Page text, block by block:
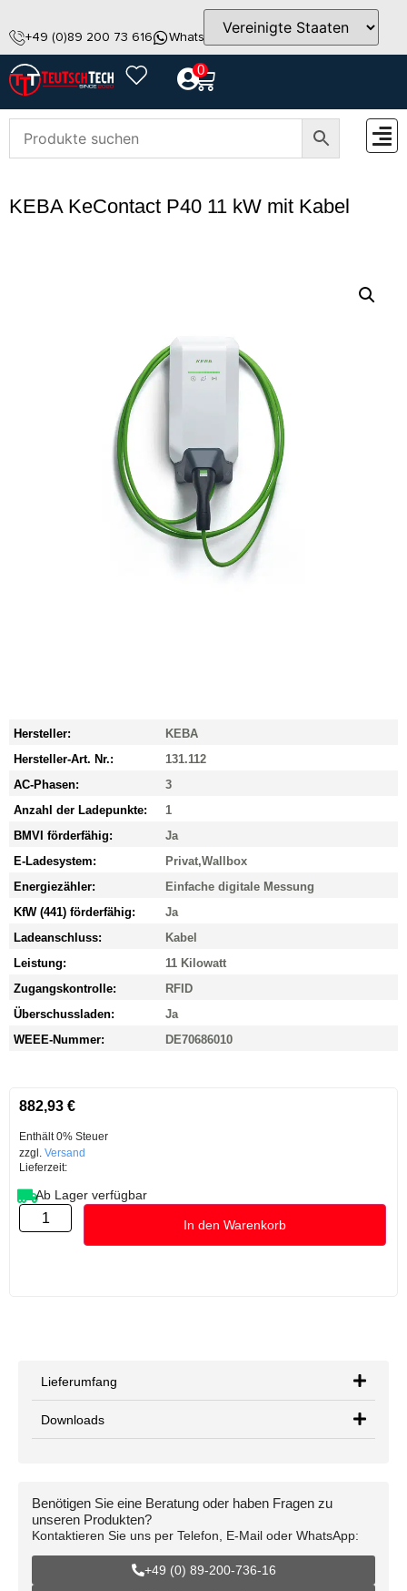
+49 (0)89 200 73 616 WhatsApp info@teutschtech.com
0
KEBA KeContact P40 11 kW mit Kabel
Hersteller:
KEBA
Hersteller-Art. Nr.:
131.112
AC-Phasen:
3
Anzahl der Ladepunkte:
1
BMVI förderfähig:
Ja
E-Ladesystem:
Privat,Wallbox
Energiezähler:
Einfache digitale Messung
KfW (441) förderfähig:
Ja
Ladeanschluss:
Kabel
Leistung:
11 Kilowatt
Zugangskontrolle:
RFID
Überschussladen:
Ja
WEEE-Nummer:
DE70686010
882,93 €
Enthält 0% Steuer
zzgl. Versand
Lieferzeit:
Ab Lager verfügbar
In den Warenkorb
Lieferumfang
Downloads
Benötigen Sie eine Beratung oder haben Fragen zu
unseren Produkten?
Kontaktieren Sie uns per Telefon, E-Mail oder WhatsApp:
+49 (0) 89-200-736-16